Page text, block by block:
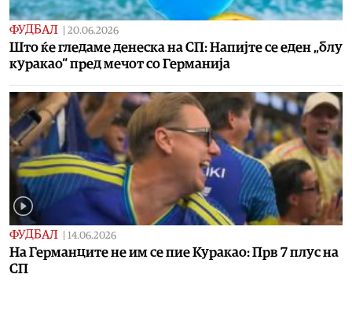
ФУДБАЛ | 20.06.2026
Што ќе гледаме денеска на СП: Напијте се еден „блу
куракао“ пред мечот со Германија
ФУДБАЛ | 14.06.2026
На Германците не им се пие Куракао: Прв 7 плус на
СП